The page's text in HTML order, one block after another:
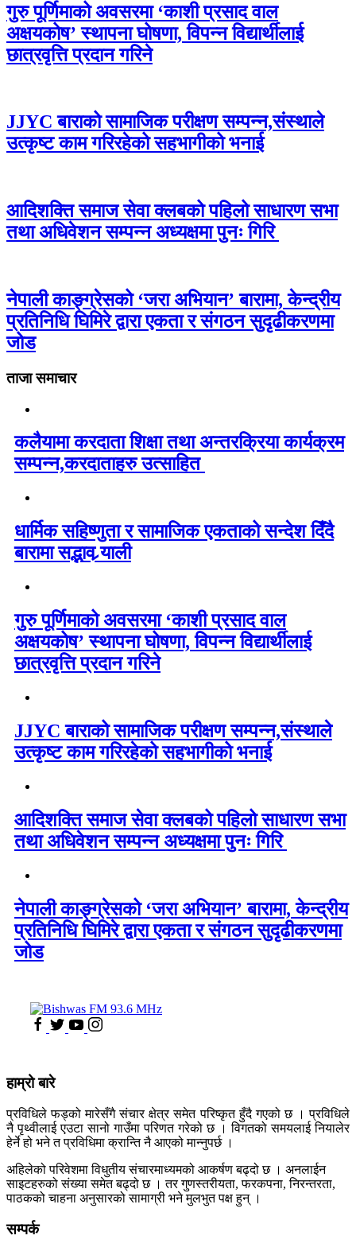
गुरु पूर्णिमाको अवसरमा ‘काशी प्रसाद वाल
अक्षयकोष’ स्थापना घोषणा, विपन्न विद्यार्थीलाई
छात्रवृत्ति प्रदान गरिने
JJYC बाराको सामाजिक परीक्षण सम्पन्न,संस्थाले
उत्कृष्ट काम गरिरहेको सहभागीको भनाई
आदिशक्ति समाज सेवा क्लबको पहिलो साधारण सभा
तथा अधिवेशन सम्पन्न अध्यक्षमा पुनः गिरि
नेपाली काङ्ग्रेसको ‘जरा अभियान’ बारामा, केन्द्रीय
प्रतिनिधि घिमिरे द्वारा एकता र संगठन सुदृढीकरणमा
जोड
ताजा समाचार
कलैयामा करदाता शिक्षा तथा अन्तरक्रिया कार्यक्रम
सम्पन्न,करदाताहरु उत्साहित
धार्मिक सहिष्णुता र सामाजिक एकताको सन्देश दिँदै
बारामा सद्भाव र्‍याली
गुरु पूर्णिमाको अवसरमा ‘काशी प्रसाद वाल
अक्षयकोष’ स्थापना घोषणा, विपन्न विद्यार्थीलाई
छात्रवृत्ति प्रदान गरिने
JJYC बाराको सामाजिक परीक्षण सम्पन्न,संस्थाले
उत्कृष्ट काम गरिरहेको सहभागीको भनाई
आदिशक्ति समाज सेवा क्लबको पहिलो साधारण सभा
तथा अधिवेशन सम्पन्न अध्यक्षमा पुनः गिरि
नेपाली काङ्ग्रेसको ‘जरा अभियान’ बारामा, केन्द्रीय
प्रतिनिधि घिमिरे द्वारा एकता र संगठन सुदृढीकरणमा
जोड
हाम्रो बारे
प्रविधिले फड्को मारेसँगै संचार क्षेत्र समेत परिष्कृत हुँदै गएको छ । प्रविधिले
नै पृथ्वीलाई एउटा सानो गाउँमा परिणत गरेको छ । विगतको समयलाई नियालेर
हेर्ने हो भने त प्रविधिमा क्रान्ति नै आएको मान्नुपर्छ ।
अहिलेको परिवेशमा विधुतीय संचारमाध्यमको आकर्षण बढ्दो छ । अनलाईन
साइटहरुको संख्या समेत बढ्दो छ । तर गुणस्तरीयता, फरकपना, निरन्तरता,
पाठकको चाहना अनुसारको सामाग्री भने मुलभुत पक्ष हुन् ।
सम्पर्क